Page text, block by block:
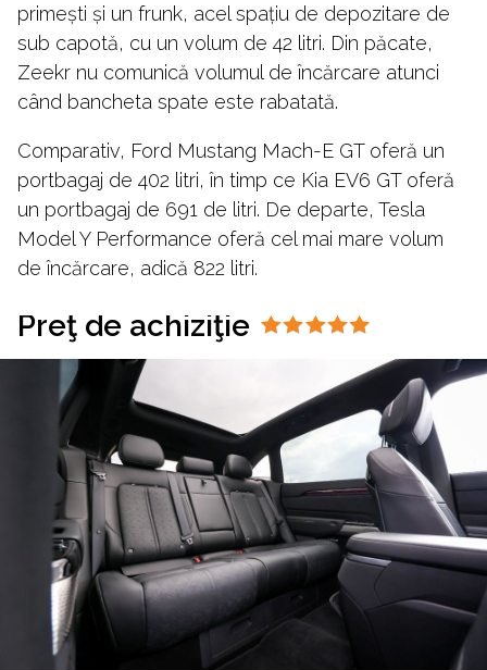
primești și un frunk, acel spațiu de depozitare de
sub capotă, cu un volum de 42 litri. Din păcate,
Zeekr nu comunică volumul de încărcare atunci
când bancheta spate este rabatată.
Comparativ, Ford Mustang Mach-E GT oferă un
portbagaj de 402 litri, în timp ce Kia EV6 GT oferă
un portbagaj de 691 de litri. De departe, Tesla
Model Y Performance oferă cel mai mare volum
de încărcare, adică 822 litri.
Preţ de achiziţie